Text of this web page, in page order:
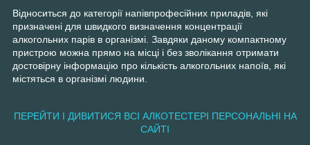
Відноситься до категорії напівпрофесійних приладів, які
призначені для швидкого визначення концентрації
алкогольних парів в організмі. Завдяки даному компактному
пристрою можна прямо на місці і без зволікання отримати
достовірну інформацію про кількість алкогольних напоїв, які
містяться в організмі людини.
ПЕРЕЙТИ І ДИВИТИСЯ ВСІ АЛКОТЕСТЕРІ ПЕРСОНАЛЬНІ НА
САЙТІ